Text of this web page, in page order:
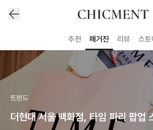
추천 매거진 리뷰 스토
트렌드
더현대 서울 백화점, 타임 파리 팝업